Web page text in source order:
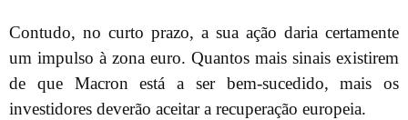
Contudo, no curto prazo, a sua ação daria certamente
um impulso à zona euro. Quantos mais sinais existirem
de que Macron está a ser bem-sucedido, mais os
investidores deverão aceitar a recuperação europeia.